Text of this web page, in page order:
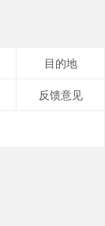
目的地
反馈意见